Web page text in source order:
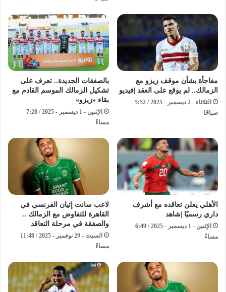
مفاجأة بشأن موقف زيزو مع
الزمالك.. لم يوقع على العقد |فيديو
الثلاثاء - 2 ديسمبر - 2025 / 5:52
صباحًا
بالصفقات الجديدة.. تعرف على
تشكيل الزمالك الموسم القادم مع
بقاء «زيزو»
الإثنين - 1 ديسمبر - 2025 / 7:28
مساءً
الأهلي يعلن تعاقده مع أشرف
داري رسميًا |شاهد
الإثنين - 1 ديسمبر - 2025 / 6:49
مساءً
لاعب سانت إتيان الفرنسي في
القاهرة للتفاوض مع الزمالك ..
والصفقة في مرحلة التعاقد
السبت - 29 نوفمبر - 2025 / 11:48
مساءً